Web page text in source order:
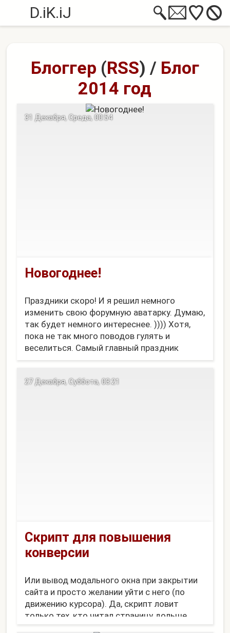
D.iK.iJ
Блоггер (RSS) / Блог
2014 год
Новогоднее!
Праздники скоро! И я решил немного
изменить свою форумную аватарку. Думаю,
так будет немного интереснее. )))) Хотя,
пока не так много поводов гулять и
веселиться. Самый главный праздник
будет - когда Алену с сыном домой
Вот тогда можно будет и отпраздновать.
31 Декабря, Среда, 00:54
Скрипт для повышения
конверсии
Или вывод модального окна при закрытии
сайта и просто желании уйти с него (по
движению курсора). Да, скрипт ловит
только тех, кто читал страницу дольше,
например, 10 секунд и не ушел по одной из
27 Декабря, Суббота, 03:21